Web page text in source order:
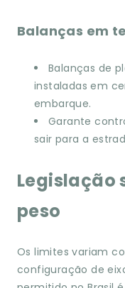
Balanças em
Balanças de
instaladas em
embarque.
Garante
sair para a
Legislação
peso
Os limites variam
configuração de